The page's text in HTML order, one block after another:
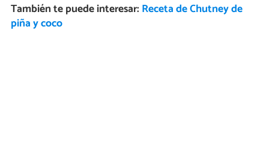
También te puede interesar: Receta de Chutney de
piña y coco